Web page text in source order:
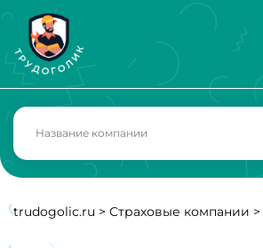
trudogolic.ru > Страховые компании >